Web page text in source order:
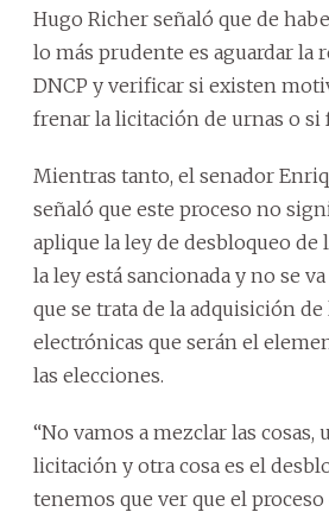
Hugo Richer señaló que de
lo más prudente es aguardar la
DNCP y verificar si existen
frenar la licitación de urnas o si
Mientras tanto, el senador
señaló que este proceso no
aplique la ley de desbloqueo de
la ley está sancionada y no se
que se trata de la adquisición de
electrónicas que serán el
las elecciones.
“No vamos a mezclar las cosas,
licitación y otra cosa es el
tenemos que ver que el